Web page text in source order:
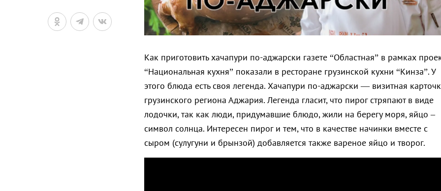
Как приготовить хачапури по-аджарски газете “Областная” в рамках
“Национальная кухня” показали в ресторане грузинской кухни “Кинза”. У
этого блюда есть своя легенда. Хачапури по-аджарски — визитная
грузинского региона Аджария. Легенда гласит, что пирог стряпают в виде
лодочки, так как люди, придумавшие блюдо, жили на берегу моря, яйцо –
символ солнца. Интересен пирог и тем, что в качестве начинки вместе с
сыром (сулугуни и брынзой) добавляется также вареное яйцо и творог.